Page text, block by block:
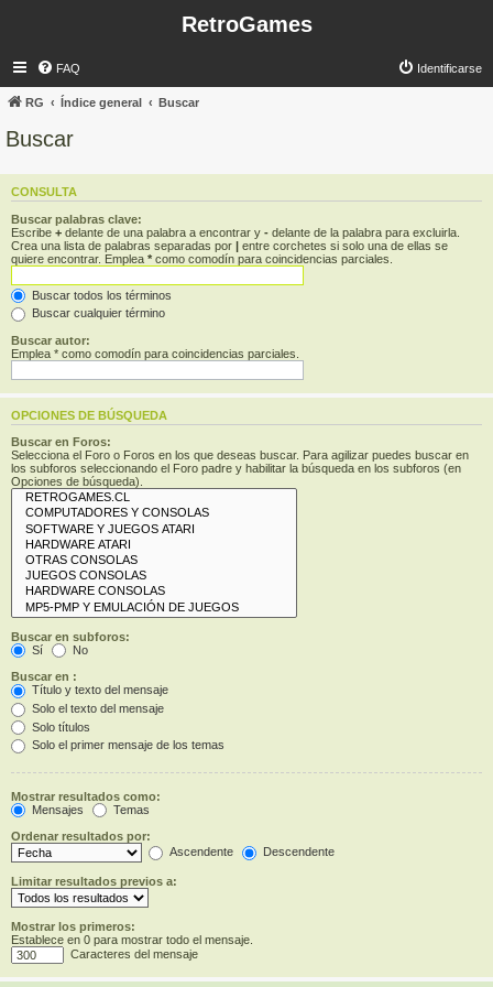
RetroGames
FAQ Identificarse
RG Índice general Buscar
Buscar
CONSULTA
Buscar palabras clave:
Escribe + delante de una palabra a encontrar y - delante de la palabra para excluirla.
Crea una lista de palabras separadas por | entre corchetes si solo una de ellas se
quiere encontrar. Emplea * como comodín para coincidencias parciales.
Buscar todos los términos
Buscar cualquier término
Buscar autor:
Emplea * como comodín para coincidencias parciales.
OPCIONES DE BÚSQUEDA
Buscar en Foros:
Selecciona el Foro o Foros en los que deseas buscar. Para agilizar puedes buscar en
los subforos seleccionando el Foro padre y habilitar la búsqueda en los subforos (en
Opciones de búsqueda).
Buscar en subforos:
Sí
No
Buscar en :
Título y texto del mensaje
Solo el texto del mensaje
Solo títulos
Solo el primer mensaje de los temas
Mostrar resultados como:
Mensajes
Temas
Ordenar resultados por:
Ascendente
Descendente
Limitar resultados previos a:
Mostrar los primeros:
Establece en 0 para mostrar todo el mensaje.
Caracteres del mensaje